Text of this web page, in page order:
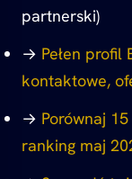
partnerski)
→ Pełen
kontaktowe,
→ Porównaj
ranking maj